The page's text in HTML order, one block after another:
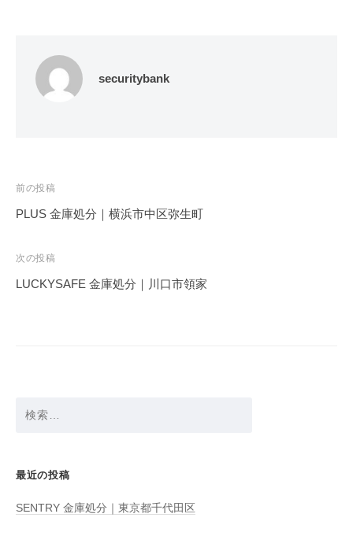
securitybank
投
稿
ビ
ゲ
前の投稿
PLUS 金庫処分｜横浜市中区弥生町
次の投稿
LUCKYSAFE 金庫処分｜川口市領家
最近の投稿
SENTRY 金庫処分｜東京都千代田区